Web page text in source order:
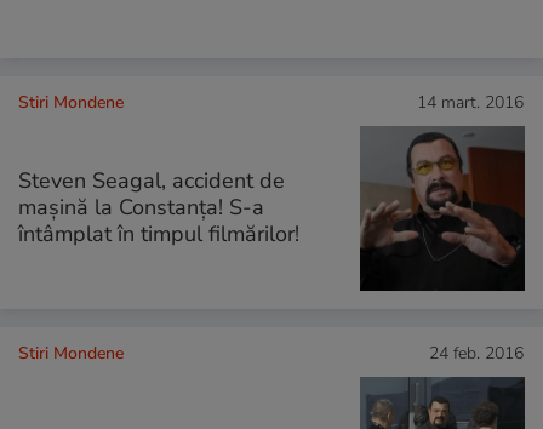
Stiri Mondene 14 mart. 2016
Steven Seagal, accident de
maşină la Constanţa! S-a
întâmplat în timpul filmărilor!
Stiri Mondene 24 feb. 2016